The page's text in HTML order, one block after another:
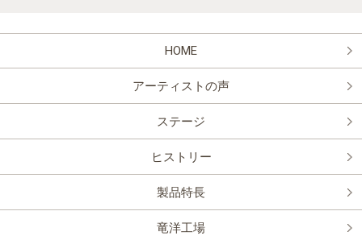
HOME
アーティストの声
ステージ
ヒストリー
製品特長
竜洋工場